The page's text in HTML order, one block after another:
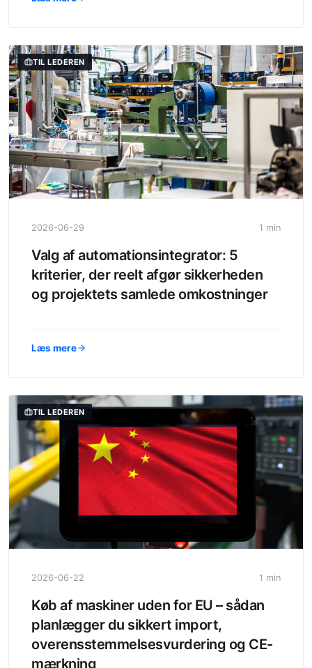
TIL LEDEREN
2026-06-29 1 min
Valg af automationsintegrator: 5
kriterier, der reelt afgør sikkerheden
og projektets samlede omkostninger
Læs mere
TIL LEDEREN
2026-06-22 1 min
Køb af maskiner uden for EU – sådan
planlægger du sikkert import,
overensstemmelsesvurdering og CE-
mærkning